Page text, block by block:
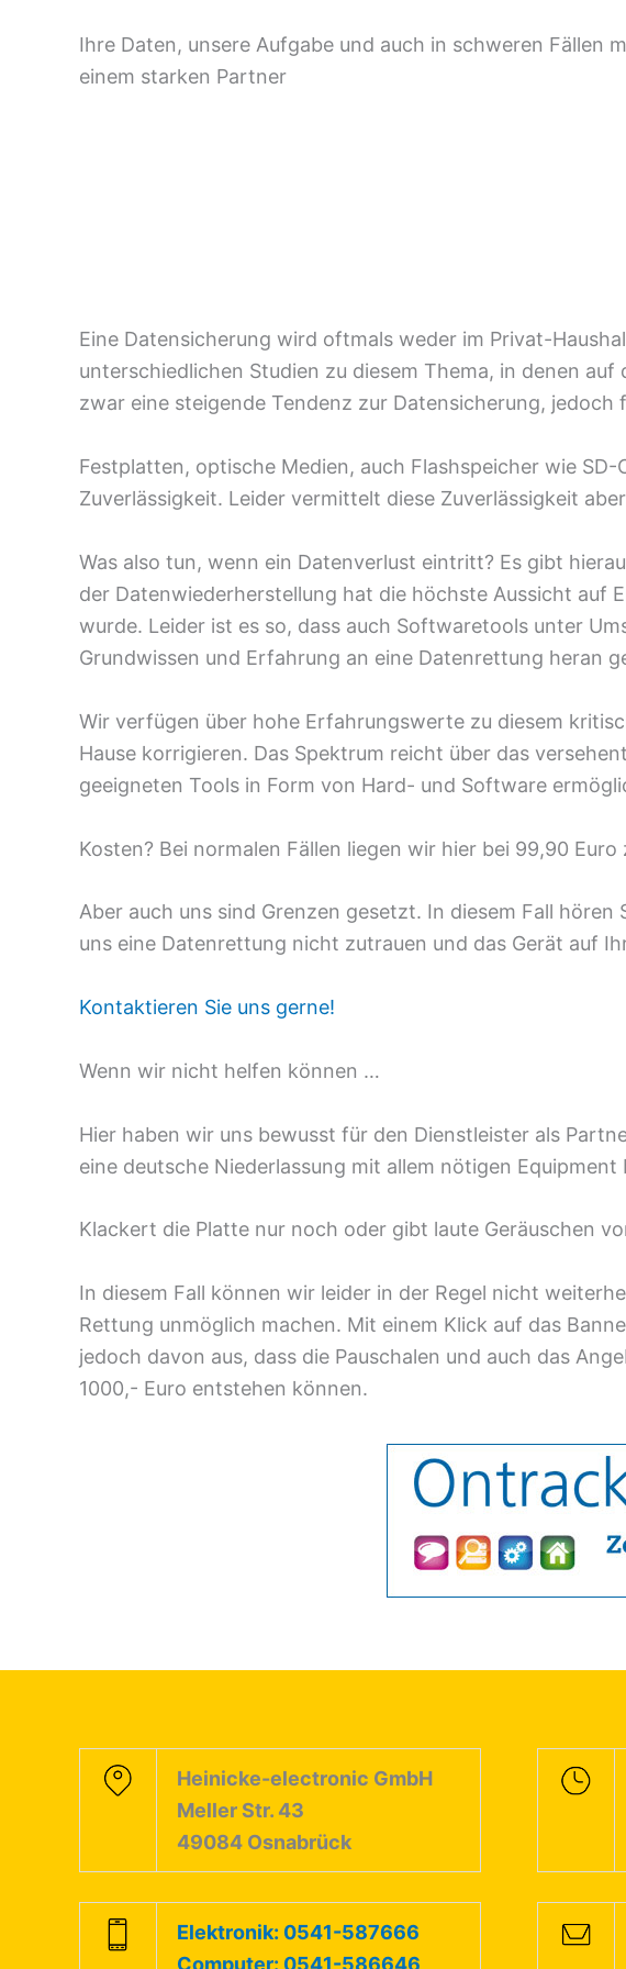
Ihre Daten, unsere Aufgabe und auch in schweren Fällen
einem starken Partner
Eine Datensicherung wird oftmals weder im Privat-
unterschiedlichen Studien zu diesem Thema, in denen
zwar eine steigende Tendenz zur Datensicherung,
Festplatten, optische Medien, auch Flashspeicher wie
Zuverlässigkeit. Leider vermittelt diese Zuverlässigkeit
Was also tun, wenn ein Datenverlust eintritt? Es gibt
der Datenwiederherstellung hat die höchste Aussicht auf
wurde. Leider ist es so, dass auch Softwaretools unter
Grundwissen und Erfahrung an eine Datenrettung heran
Wir verfügen über hohe Erfahrungswerte zu diesem
Hause korrigieren. Das Spektrum reicht über das
geeigneten Tools in Form von Hard- und Software
Kosten? Bei normalen Fällen liegen wir hier bei 99,90
Aber auch uns sind Grenzen gesetzt. In diesem Fall
uns eine Datenrettung nicht zutrauen und das Gerät auf
Kontaktieren Sie uns gerne!
Wenn wir nicht helfen können …
Hier haben wir uns bewusst für den Dienstleister als
eine deutsche Niederlassung mit allem nötigen
Klackert die Platte nur noch oder gibt laute Geräuschen
In diesem Fall können wir leider in der Regel nicht
Rettung unmöglich machen. Mit einem Klick auf das
jedoch davon aus, dass die Pauschalen und auch das
1000,- Euro entstehen können.
Heinicke-electronic GmbH
Meller Str. 43
49084 Osnabrück
Elektronik: 0541-587666
Computer: 0541-586646